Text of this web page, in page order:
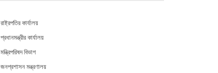
রাষ্ট্রপতির কার্যালয়
প্রধানমন্ত্রীর কার্যালয়
মন্ত্রিপরিষদ বিভাগ
জনপ্রশাসন মন্ত্রণালয়